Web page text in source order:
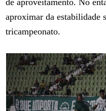
de aproveitamento. No
aproximar da estabilidade
tricampeonato.